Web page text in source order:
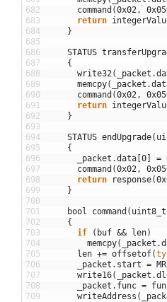
682
683
684
685
686
687
688
689
690
691
692
693
694
695
696
697
698
699
700
701
702
703
704
705
706
707
708
709
command (0x02,
return
}
STATUS
{
write32( _packet .
memcpy( _packet .
command (0x02,
return
}
STATUS endUpgrade(
{
_packet .data 0 =
command (0x02,
return
response(
}
bool command ( uint8 t
{
if
( buf && len)
memcpy( _packet .
len += offsetof(
_packet . start =
write16( _packet .
_packet . func =
writeAddress (